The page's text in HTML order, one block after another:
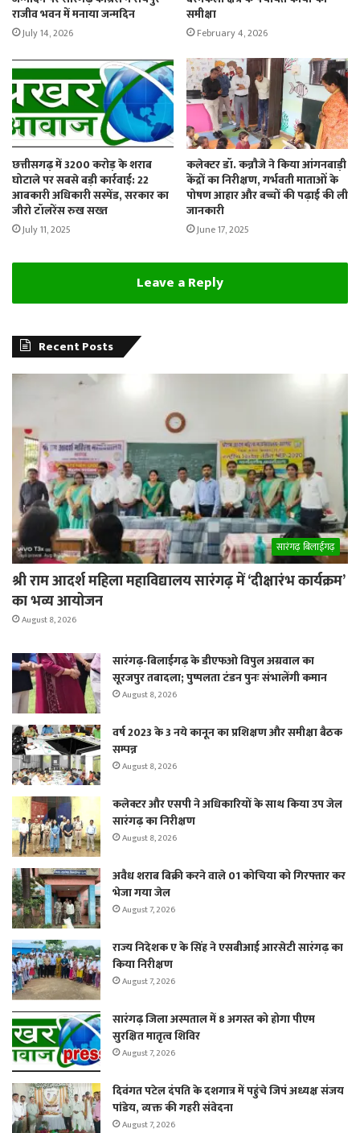
राजीव भवन में मनाया जन्मदिन
July 14, 2026
समीक्षा
February 4, 2026
छत्तीसगढ़ में 3200 करोड़ के शराब
घोटाले पर सबसे बड़ी कार्रवाई: 22
आबकारी अधिकारी सस्पेंड, सरकार का
जीरो टॉलरेंस रुख सख्त
July 11, 2025
कलेक्टर डॉ. कन्नौजे ने किया आंगनबाड़ी
केंद्रों का निरीक्षण, गर्भवती माताओं के
पोषण आहार और बच्चों की पढ़ाई की ली
जानकारी
June 17, 2025
Leave a Reply
Recent Posts
सारंगढ़ बिलाईगढ़
श्री राम आदर्श महिला महाविद्यालय सारंगढ़ में ‘दीक्षारंभ कार्यक्रम’
का भव्य आयोजन
August 8, 2026
सारंगढ़-बिलाईगढ़ के डीएफओ विपुल अग्रवाल का
सूरजपुर तबादला; पुष्पलता टंडन पुनः संभालेंगी कमान
August 8, 2026
वर्ष 2023 के 3 नये कानून का प्रशिक्षण और समीक्षा बैठक
सम्पन्न
August 8, 2026
कलेक्टर और एसपी ने अधिकारियों के साथ किया उप जेल
सारंगढ़ का निरीक्षण
August 8, 2026
अवैध शराब बिक्री करने वाले 01 कोचिया को गिरफ्तार कर
भेजा गया जेल
August 7, 2026
राज्य निदेशक ए के सिंह ने एसबीआई आरसेटी सारंगढ़ का
किया निरीक्षण
August 7, 2026
सारंगढ़ जिला अस्पताल में 8 अगस्त को होगा पीएम
सुरक्षित मातृत्व शिविर
August 7, 2026
दिवंगत पटेल दंपति के दशगात्र में पहुंचे जिपं अध्यक्ष संजय
पांडेय, व्यक्त की गहरी संवेदना
August 7, 2026